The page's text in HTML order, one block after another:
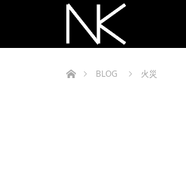
BLOG
火災